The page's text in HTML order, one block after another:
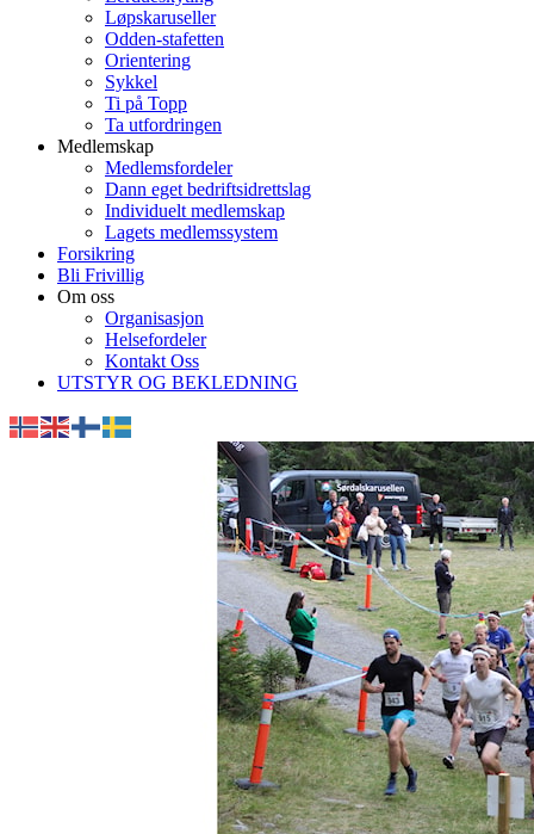
Løpskaruseller
Odden-stafetten
Orientering
Sykkel
Ti på Topp
Ta utfordringen
Medlemskap
Medlemsfordeler
Dann eget bedriftsidrettslag
Individuelt medlemskap
Lagets medlemssystem
Forsikring
Bli Frivillig
Om oss
Organisasjon
Helsefordeler
Kontakt Oss
UTSTYR OG BEKLEDNING